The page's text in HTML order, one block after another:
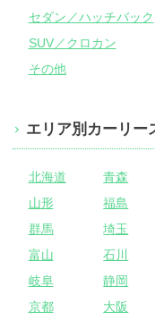
セダン／ハッチバック
SUV／クロカン
その他
エリア別カーリー
北海道 青森
山形
福島
群馬
埼玉
富山
石川
岐阜
静岡
京都
大阪